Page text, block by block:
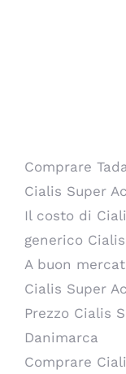
Comprare
Cialis Super
Il costo di
generico
A buon
Cialis Super
Prezzo Cialis
Danimarca
Comprare